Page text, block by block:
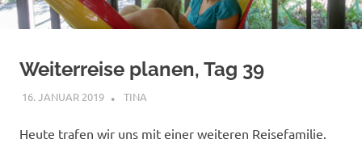
Weiterreise planen, Tag 39
16. JANUAR 2019 TINA
Heute trafen wir uns mit einer weiteren Reisefamilie.